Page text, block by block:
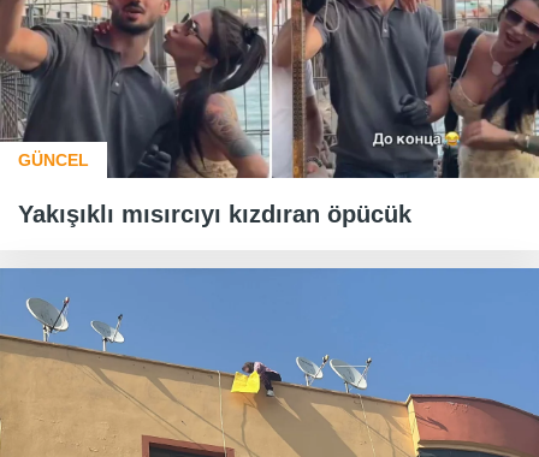
GÜNCEL
Yakışıklı mısırcıyı kızdıran öpücük